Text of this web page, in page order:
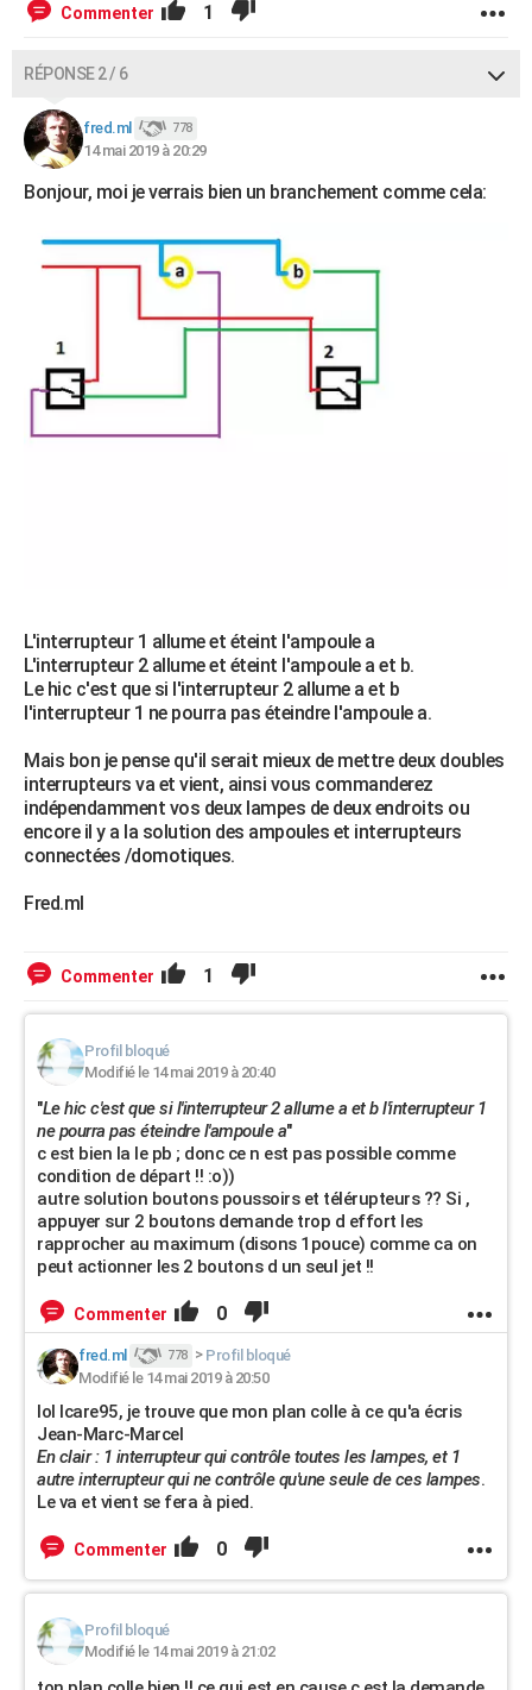
Commenter 1
RÉPONSE 2 / 6
fred.ml 778
14 mai 2019 à 20:29
Bonjour, moi je verrais bien un branchement comme cela:
L'interrupteur 1 allume et éteint l'ampoule a
L'interrupteur 2 allume et éteint l'ampoule a et b.
Le hic c'est que si l'interrupteur 2 allume a et b
l'interrupteur 1 ne pourra pas éteindre l'ampoule a.
Mais bon je pense qu'il serait mieux de mettre deux doubles
interrupteurs va et vient, ainsi vous commanderez
indépendamment vos deux lampes de deux endroits ou
encore il y a la solution des ampoules et interrupteurs
connectées /domotiques.
Fred.ml
Commenter 1
Profil bloqué
Modifié le 14 mai 2019 à 20:40
"Le hic c'est que si l'interrupteur 2 allume a et b l'interrupteur 1
ne pourra pas éteindre l'ampoule a"
c est bien la le pb ; donc ce n est pas possible comme
condition de départ !! :o))
autre solution boutons poussoirs et télérupteurs ?? Si ,
appuyer sur 2 boutons demande trop d effort les
rapprocher au maximum (disons 1pouce) comme ca on
peut actionner les 2 boutons d un seul jet !!
Commenter 0
fred.ml 778 > Profil bloqué
Modifié le 14 mai 2019 à 20:50
lol Icare95, je trouve que mon plan colle à ce qu'a écris
Jean-Marc-Marcel
En clair : 1 interrupteur qui contrôle toutes les lampes, et 1
autre interrupteur qui ne contrôle qu'une seule de ces lampes.
Le va et vient se fera à pied.
Commenter 0
Profil bloqué
Modifié le 14 mai 2019 à 21:02